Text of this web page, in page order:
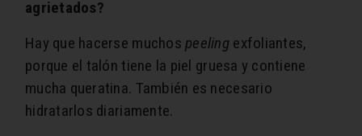
agrietados?
Hay que hacerse muchospeeling exfoliantes,
porque el talón tiene la piel gruesa y contiene
mucha queratina. También es necesario
hidratarlos diariamente.